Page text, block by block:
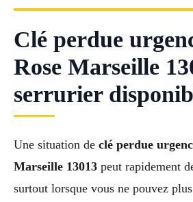
Clé perdue
Rose Marseille
serrurier
Une situation de clé perdue
Marseille 13013 peut rapidement
surtout lorsque vous ne pouvez